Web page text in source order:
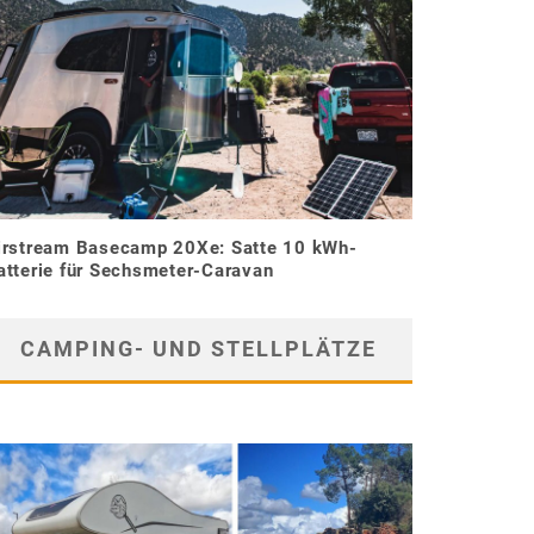
Basecamp 20Xe: Satte 10 kWh-
für Sechsmeter-Caravan
CAMPING- UND STELLPLÄTZE